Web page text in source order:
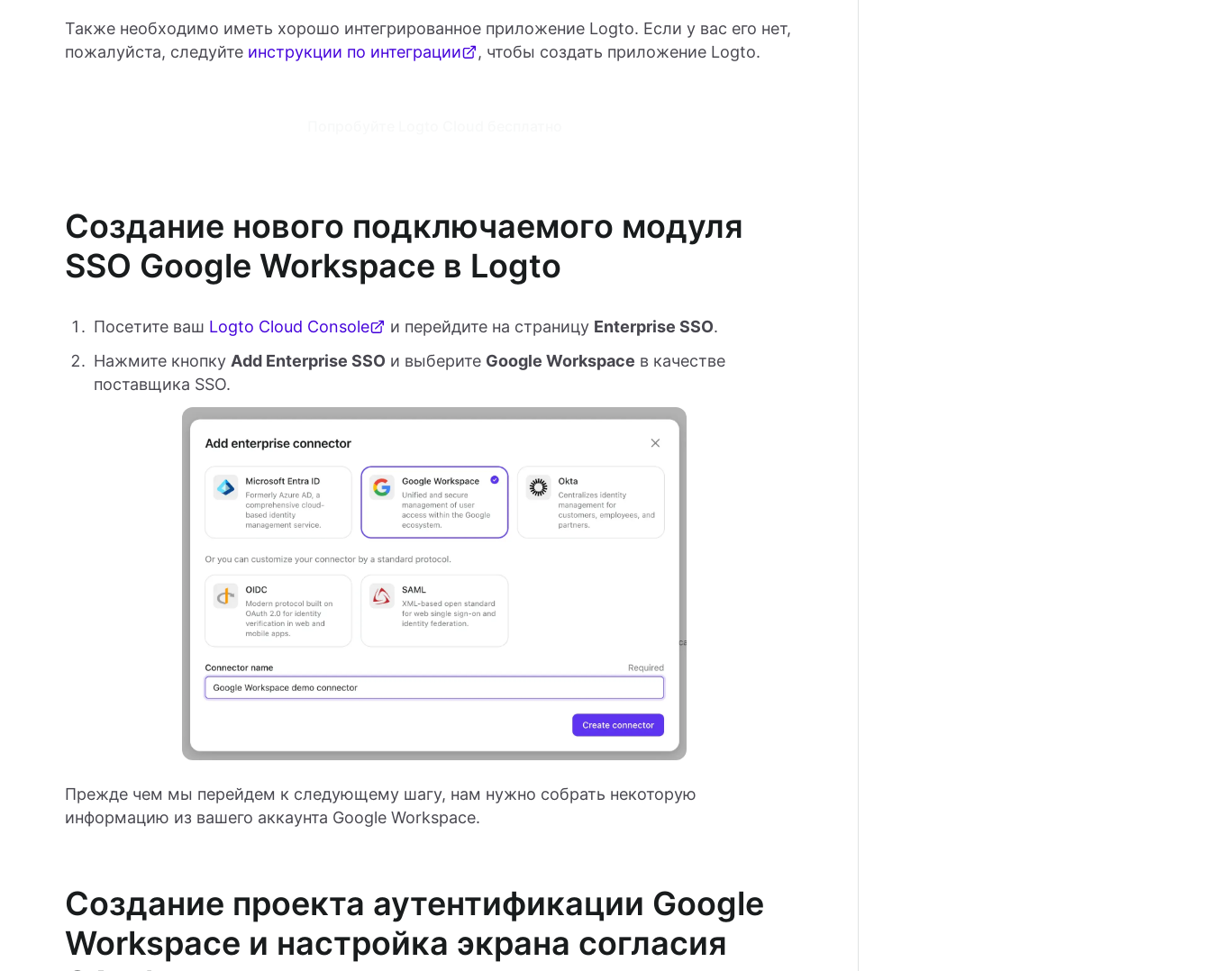
Также необходимо иметь хорошо интегрированное приложение Logto. Если у вас его нет,
пожалуйста, следуйте инструкции по интеграции , чтобы создать приложение Logto.
Создание нового подключаемого модуля
SSO Google Workspace в Logto
Посетите ваш Logto Cloud Console и перейдите на страницу Enterprise SSO.
Нажмите кнопку Add Enterprise SSO и выберите Google Workspace в качестве
поставщика SSO.
Прежде чем мы перейдем к следующему шагу, нам нужно собрать некоторую
информацию из вашего аккаунта Google Workspace.
Создание проекта аутентификации Google
Workspace и настройка экрана согласия